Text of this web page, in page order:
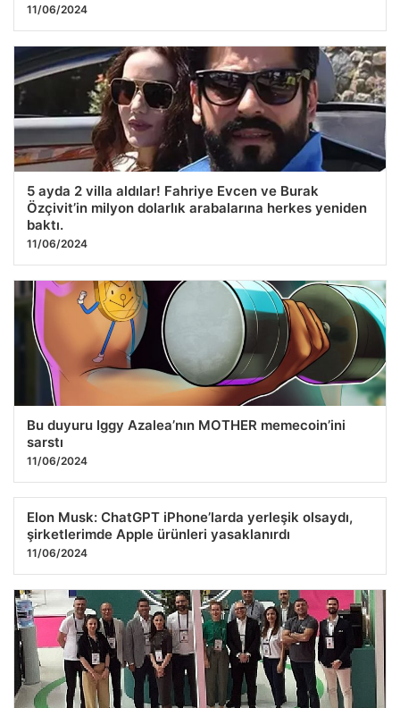
11/06/2024
5 ayda 2 villa aldılar! Fahriye Evcen ve Burak
Özçivit’in milyon dolarlık arabalarına herkes yeniden
baktı.
11/06/2024
Bu duyuru Iggy Azalea’nın MOTHER memecoin’ini
sarstı
11/06/2024
Elon Musk: ChatGPT iPhone’larda yerleşik olsaydı,
şirketlerimde Apple ürünleri yasaklanırdı
11/06/2024